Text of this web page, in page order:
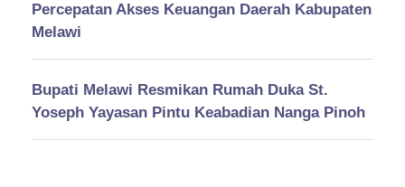
Percepatan Akses Keuangan Daerah Kabupaten
Melawi
Bupati Melawi Resmikan Rumah Duka St.
Yoseph Yayasan Pintu Keabadian Nanga Pinoh